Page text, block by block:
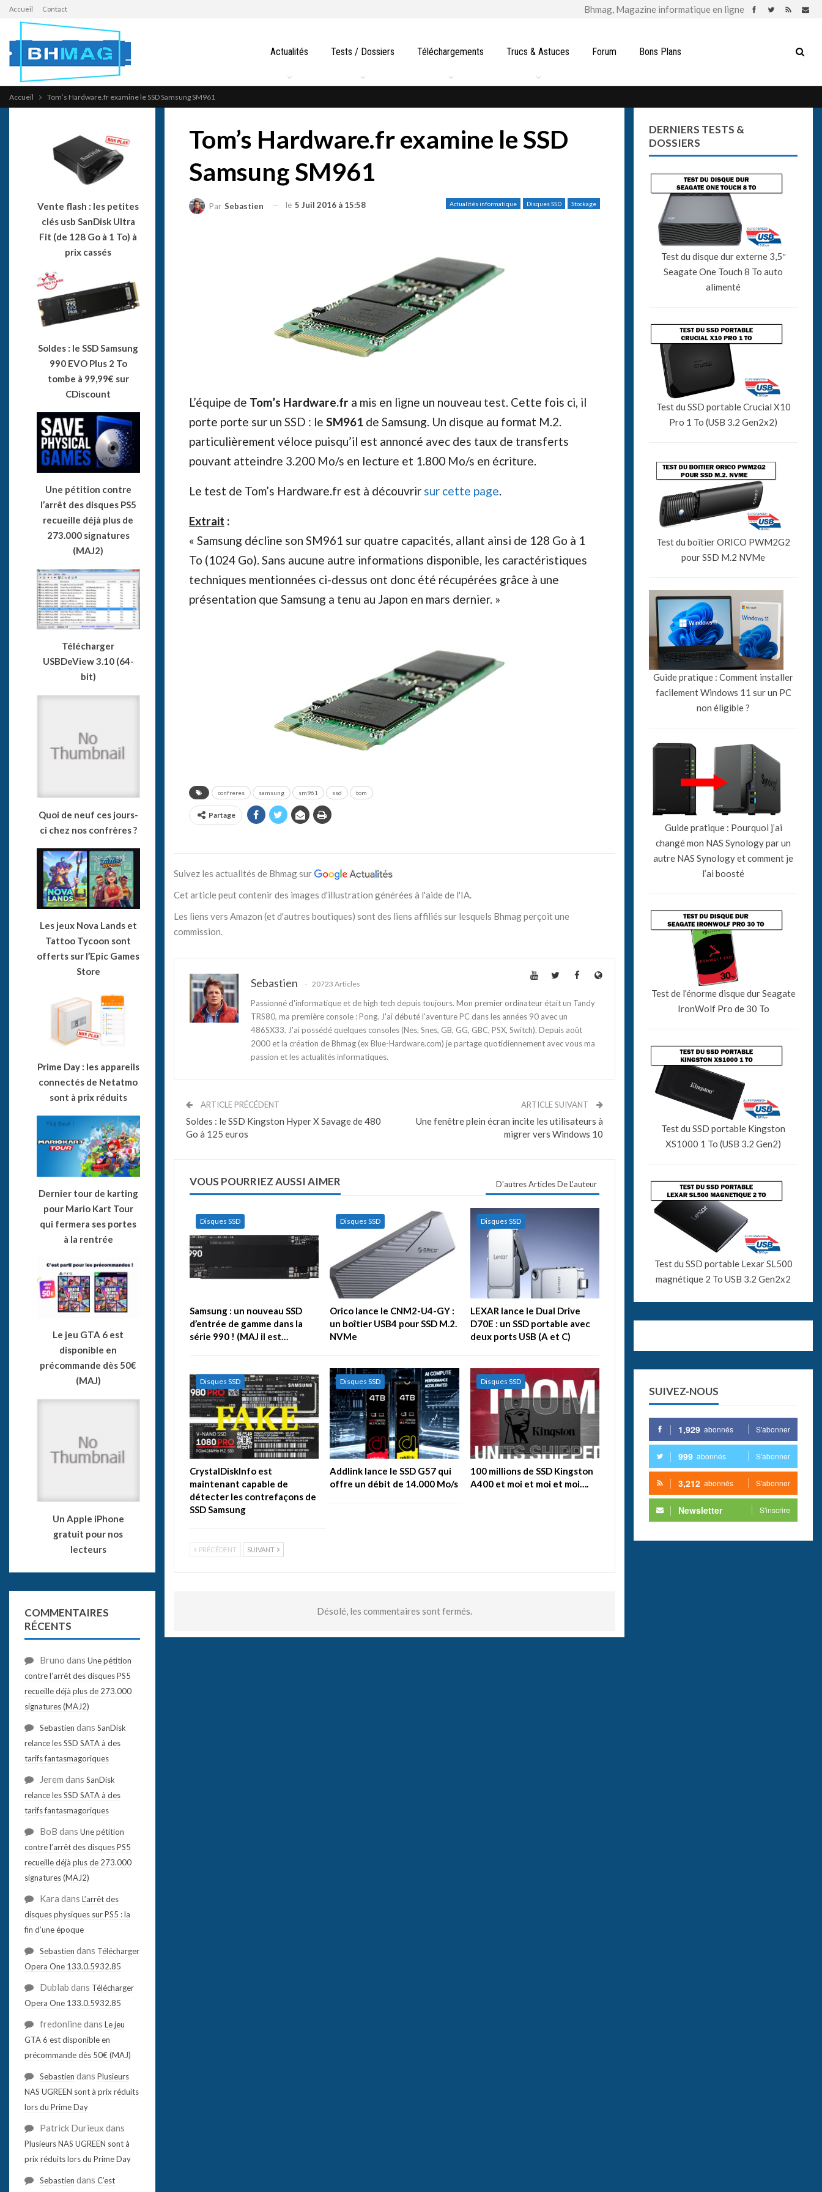
Accueil Contact
Actualités Tests / Dossiers Téléchargements Trucs & Astuces Forum Bons Plans
Accueil Tom’s Hardware.fr examine le SSD Samsung SM961
Tom’s Hardware.fr examine le SSD
Samsung SM961
Actualités informatique Disques SSD Stockage
Par Sebastien le 5 Juil 2016 à 15:58
L’équipe de Tom’s Hardware.fra mis en ligne un nouveau test. Cette fois ci, il
porte porte sur un SSD : le SM961de Samsung. Un disque au format M.2.
particulièrement véloce puisqu’il est annoncé avec des taux de transferts
pouvant atteindre 3.200 Mo/s en lecture et 1.800 Mo/s en écriture.
Le test de Tom’s Hardware.fr est à découvrir sur cette page.
Extrait :
« Samsung décline son SM961 sur quatre capacités, allant ainsi de 128 Go à 1
To (1024 Go). Sans aucune autre informations disponible, les caractéristiques
techniques mentionnées ci-dessus ont donc été récupérées grâce à une
présentation que Samsung a tenu au Japon en mars dernier. »
confreres samsung sm961 ssd tom
Partage
Suivez les actualités de Bhmag sur
Cet article peut contenir des images d'illustration générées à l'aide de l'IA.
Les liens vers Amazon (et d'autres boutiques) sont des liens affiliés sur lesquels Bhmag perçoit une
commission.
Sebastien 20723 Articles
Passionné d'informatique et de high tech depuis toujours. Mon premier ordinateur était un Tandy
TRS80, ma première console : Pong. J'ai débuté l'aventure PC dans les années 90 avec un
486SX33. J'ai possédé quelques consoles (Nes, Snes, GB, GG, GBC, PSX, Switch). Depuis août
2000 et la création de Bhmag (ex Blue-Hardware.com) je partage quotidiennement avec vous ma
passion et les actualités informatiques.
ARTICLE PRÉCÉDENT
Soldes : le SSD Kingston Hyper X Savage de 480
Go à 125 euros
ARTICLE SUIVANT
Une fenêtre plein écran incite les utilisateurs à
migrer vers Windows 10
VOUS POURRIEZ AUSSI AIMER D'autres Articles De L'auteur
Disques SSD
Samsung : un nouveau SSD
d’entrée de gamme dans la
série 990 ! (MAJ il est…
Disques SSD
Orico lance le CNM2-U4-GY :
un boîtier USB4 pour SSD M.2.
NVMe
Disques SSD
LEXAR lance le Dual Drive
D70E : un SSD portable avec
deux ports USB (A et C)
Disques SSD
CrystalDiskInfo est
maintenant capable de
détecter les contrefaçons de
SSD Samsung
Disques SSD
Addlink lance le SSD G57 qui
offre un débit de 14.000 Mo/s
Disques SSD
100 millions de SSD Kingston
A400 et moi et moi et moi….
PRÉCÉDENT SUIVANT
Désolé, les commentaires sont fermés.
DERNIERS TESTS &
DOSSIERS
Test du disque dur externe 3,5″
Seagate One Touch 8 To auto
alimenté
Test du SSD portable Crucial X10
Pro 1 To (USB 3.2 Gen2x2)
Test du boîtier ORICO PWM2G2
pour SSD M.2 NVMe
Guide pratique : Comment installer
facilement Windows 11 sur un PC
non éligible ?
Guide pratique : Pourquoi j’ai
changé mon NAS Synology par un
autre NAS Synology et comment je
l’ai boosté
Test de l’énorme disque dur Seagate
IronWolf Pro de 30 To
Test du SSD portable Kingston
XS1000 1 To (USB 3.2 Gen2)
Test du SSD portable Lexar SL500
magnétique 2 To USB 3.2 Gen2x2
SUIVEZ-NOUS
1,929 abonnés S'abonner
999 abonnés S'abonner
3,212 abonnés S'abonner
Newsletter S'inscrire
Vente flash : les petites
clés usb SanDisk Ultra
Fit (de 128 Go à 1 To) à
prix cassés
Soldes : le SSD Samsung
990 EVO Plus 2 To
tombe à 99,99€ sur
CDiscount
Une pétition contre
l’arrêt des disques PS5
recueille déjà plus de
273.000 signatures
(MAJ2)
Télécharger
USBDeView 3.10 (64-
bit)
Quoi de neuf ces jours-
ci chez nos confrères ?
Les jeux Nova Lands et
Tattoo Tycoon sont
offerts sur l’Epic Games
Store
Prime Day : les appareils
connectés de Netatmo
sont à prix réduits
Dernier tour de karting
pour Mario Kart Tour
qui fermera ses portes
à la rentrée
Le jeu GTA 6 est
disponible en
précommande dès 50€
(MAJ)
Un Apple iPhone
gratuit pour nos
lecteurs
COMMENTAIRES
RÉCENTS
Bruno dans Une pétition
contre l’arrêt des disques PS5
recueille déjà plus de 273.000
signatures (MAJ2)
Sebastien dans SanDisk
relance les SSD SATA à des
tarifs fantasmagoriques
Jerem dans SanDisk
relance les SSD SATA à des
tarifs fantasmagoriques
BoB dans Une pétition
contre l’arrêt des disques PS5
recueille déjà plus de 273.000
signatures (MAJ2)
Kara dans L’arrêt des
disques physiques sur PS5 : la
fin d’une époque
Sebastien dans Télécharger
Opera One 133.0.5932.85
Dublab dans Télécharger
Opera One 133.0.5932.85
fredonlinedans Le jeu
GTA 6 est disponible en
précommande dès 50€ (MAJ)
Sebastien dans Plusieurs
NAS UGREEN sont à prix réduits
lors du Prime Day
Patrick Durieux dans
Plusieurs NAS UGREEN sont à
prix réduits lors du Prime Day
Sebastien dans C’est